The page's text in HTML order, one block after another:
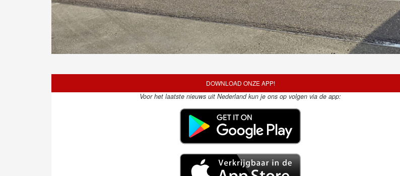
DOWNLOAD ONZE APP!
Voor het laatste nieuws uit Nederland kun je ons op volgen via de app: